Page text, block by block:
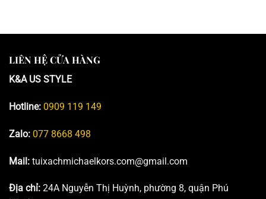
LIÊN HỆ CỬA HÀNG
K&A US STYLE
Hotline: 0909 119 149
Zalo: 077 8668 498
Mail: tuixachmichaelkors.com@gmail.com
Địa chỉ: 24A Nguyễn Thị Huỳnh, phường 8, quận Phú